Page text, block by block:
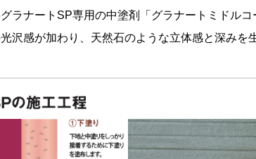
ラナートSP専用の中塗剤「グラナートミドル
沢感が加わり、天然石のような立体感と深みを